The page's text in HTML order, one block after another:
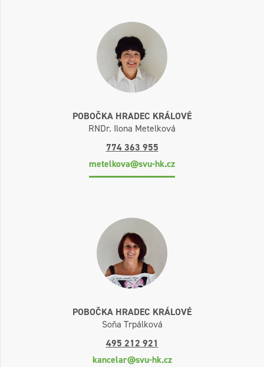
POBOČKA HRADEC KRÁLOVÉ
RNDr. Ilona Metelková
774 363 955
metelkova@svu-hk.cz
POBOČKA HRADEC KRÁLOVÉ
Soňa Trpálková
495 212 921
kancelar@svu-hk.cz